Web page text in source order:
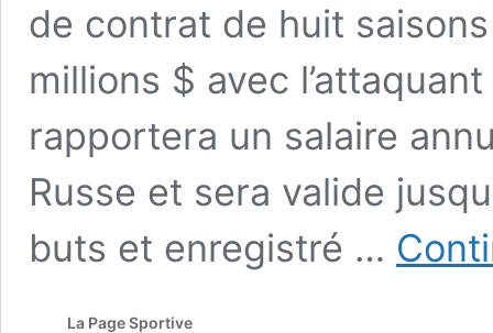
de contrat de huit
millions $ avec
rapportera un salaire
Russe et sera valide
buts et enregistré …
La Page Sportive